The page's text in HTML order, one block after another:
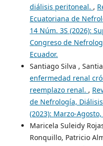
diálisis peritoneal. ,
Ecuatoriana de
14 Núm. 3S (2026):
Congreso de
Ecuador.
Santiago Silva ,
enfermedad renal
reemplazo renal. ,
de Nefrología,
(2023): Marzo-
Maricela Suleidy
Ronquillo, Patricio